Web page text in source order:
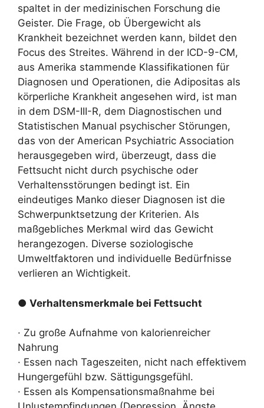
spaltet in der medizinischen Forschung die
Geister. Die Frage, ob Übergewicht als
Krankheit bezeichnet werden kann, bildet den
Focus des Streites. Während in der ICD-9-CM,
aus Amerika stammende Klassifikationen für
Diagnosen und Operationen, die Adipositas als
körperliche Krankheit angesehen wird, ist man
in dem DSM-III-R, dem Diagnostischen und
Statistischen Manual psychischer Störungen,
das von der American Psychiatric Association
herausgegeben wird, überzeugt, dass die
Fettsucht nicht durch psychische oder
Verhaltensstörungen bedingt ist. Ein
eindeutiges Manko dieser Diagnosen ist die
Schwerpunktsetzung der Kriterien. Als
maßgebliches Merkmal wird das Gewicht
herangezogen. Diverse soziologische
Umweltfaktoren und individuelle Bedürfnisse
verlieren an Wichtigkeit.
● Verhaltensmerkmale bei Fettsucht
· Zu große Aufnahme von kalorienreicher
Nahrung
· Essen nach Tageszeiten, nicht nach effektivem
Hungergefühl bzw. Sättigungsgefühl.
· Essen als Kompensationsmaßnahme bei